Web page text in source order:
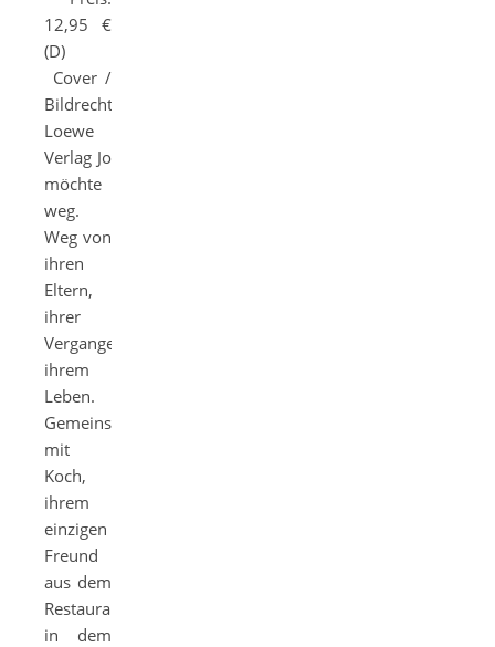
12,95 €
(D)
Cover /
Bildrechte:
Loewe
Verlag Jo
möchte
weg.
Weg von
ihren
Eltern,
ihrer
Vergangenheit,
ihrem
Leben.
Gemeinsam
mit
Koch,
ihrem
einzigen
Freund
aus dem
Restaurant,
in dem